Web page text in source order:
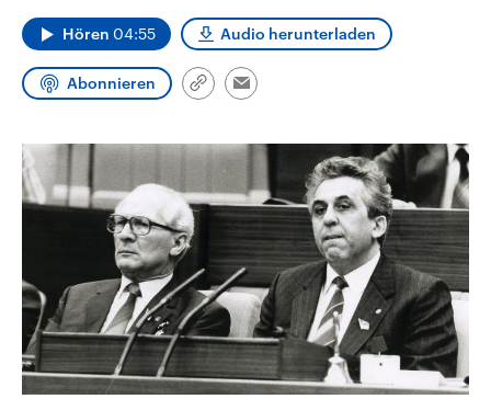
und Kandidaten der anstehenden
Wahl. Hören 04:55 Audio herunterladen
Abonnieren
Link
Email